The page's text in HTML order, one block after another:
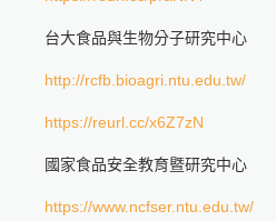
台大食品與生物分子研究中心
http://rcfb.bioagri.ntu.edu.tw/
https://reurl.cc/x6Z7zN
國家食品安全教育暨研究中心
https://www.ncfser.ntu.edu.tw/